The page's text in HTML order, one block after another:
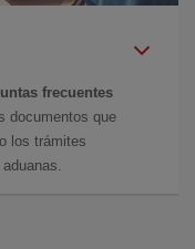
frecuentes
documentos que
los trámites